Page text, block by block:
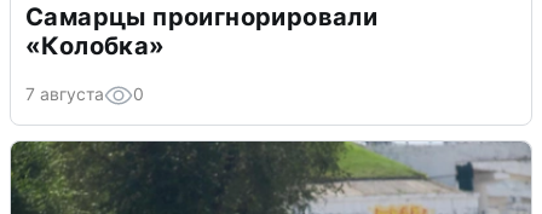
Самарцы проигнорировали
«Колобка»
7 августа 0